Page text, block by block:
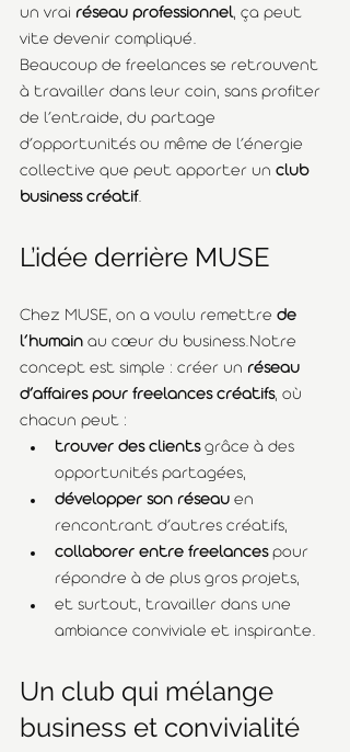
un vrai réseau professionnel, ça peut
vite devenir compliqué.
Beaucoup de freelances se retrouvent
à travailler dans leur coin, sans profiter
de l’entraide, du partage
d’opportunités ou même de l’énergie
collective que peut apporter un club
business créatif.
L’idée derrière MUSE
Chez MUSE, on a voulu remettre de
l’humain au cœur du business.Notre
concept est simple : créer un réseau
d’affaires pour freelances créatifs, où
chacun peut :
trouver des clients grâce à des
opportunités partagées,
développer son réseau en
rencontrant d’autres créatifs,
collaborer entre freelances pour
répondre à de plus gros projets,
et surtout, travailler dans une
ambiance conviviale et inspirante.
Un club qui mélange
business et convivialité